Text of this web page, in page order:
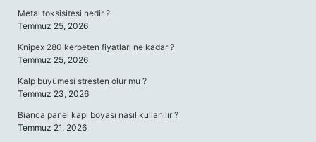
Metal toksisitesi nedir ?
Temmuz 25, 2026
Knipex 280 kerpeten fiyatları ne kadar ?
Temmuz 25, 2026
Kalp büyümesi stresten olur mu ?
Temmuz 23, 2026
Bianca panel kapı boyası nasıl kullanılır ?
Temmuz 21, 2026